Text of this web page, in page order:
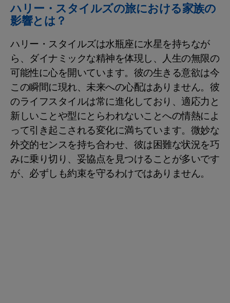
ハリー・スタイルズの旅における家族の
影響とは？
ハリー・スタイルズは水瓶座に水星を持ちなが
ら、ダイナミックな精神を体現し、人生の無限の
可能性に心を開いています。彼の生きる意欲は今
この瞬間に現れ、未来への心配はありません。彼
のライフスタイルは常に進化しており、適応力と
新しいことや型にとらわれないことへの情熱によ
って引き起こされる変化に満ちています。微妙な
外交的センスを持ち合わせ、彼は困難な状況を巧
みに乗り切り、妥協点を見つけることが多いです
が、必ずしも約束を守るわけではありません。